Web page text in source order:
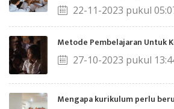
22-11-2023 pukul
Metode Pembelajaran Untuk
27-10-2023 pukul
Mengapa kurikulum perlu